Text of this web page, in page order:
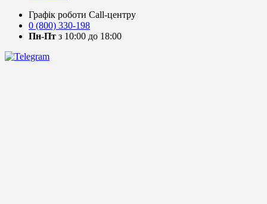
Графік роботи Call-центру
0 (800) 330-198
Пн-Пт з 10:00 до 18:00